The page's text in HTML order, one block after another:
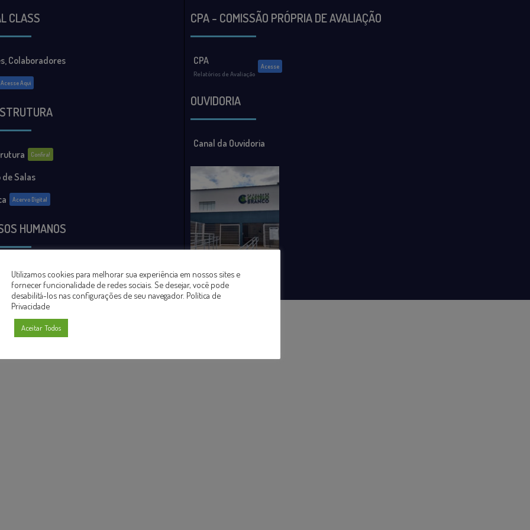
CLASS
Colaboradores
Acesse Aqui
Confira!
de Salas
Acervo Digital
HUMANOS
de Recursos Humanos
CPA - COMISSÃO PRÓPRIA DE AVALIAÇÃO
CPA
Relatórios de Avaliação
Acesse
OUVIDORIA
Canal da Ouvidoria
Utilizamos cookies para melhorar sua experiência em nossos sites e
fornecer funcionalidade de redes sociais. Se desejar, você pode
desabilitá-los nas configurações de seu navegador. Política de
Privacidade
Aceitar Todos